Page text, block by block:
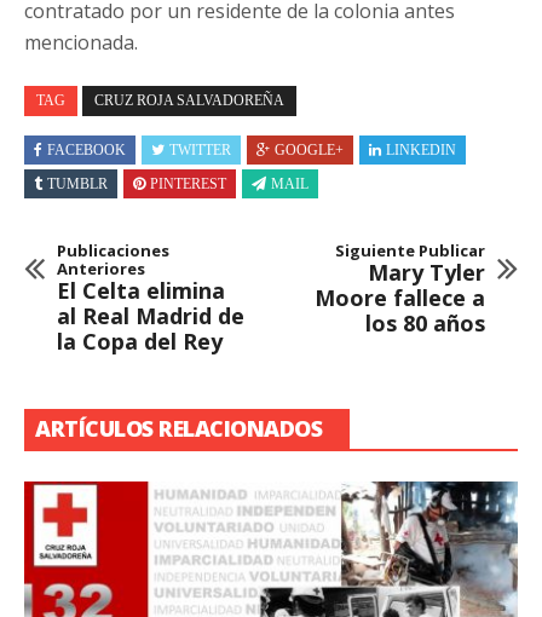
contratado por un residente de la colonia antes
mencionada.
TAG CRUZ ROJA SALVADOREÑA
FACEBOOK TWITTER GOOGLE+
LINKEDIN
TUMBLR
PINTEREST MAIL
Publicaciones
Anteriores
El Celta elimina
al Real Madrid de
la Copa del Rey
Siguiente Publicar
Mary Tyler
Moore fallece a
los 80 años
ARTÍCULOS RELACIONADOS